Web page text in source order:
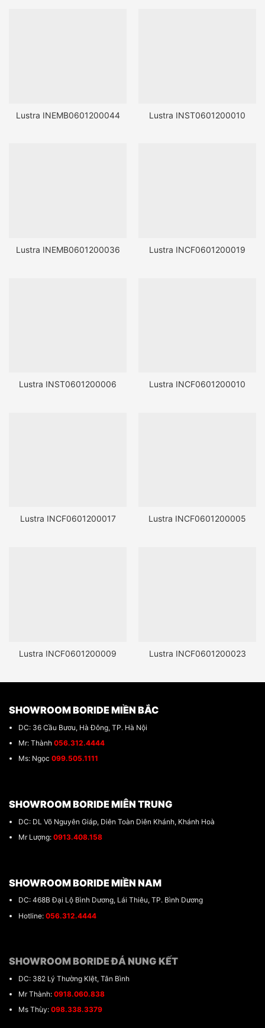
Lustra INEMB0601200044 Lustra INST0601200010
Lustra INEMB0601200036 Lustra INCF0601200019
Lustra INST0601200006 Lustra INCF0601200010
Lustra INCF0601200017 Lustra INCF0601200005
Lustra INCF0601200009 Lustra INCF0601200023
SHOWROOM BORIDE MIỀN BẮC
DC: 36 Cầu Bươu, Hà Đông, TP. Hà Nội
Mr: Thành 056.312.4444
Ms: Ngọc 099.505.1111
SHOWROOM BORIDE MIÊN TRUNG
DC: DL Võ Nguyên Giáp, Diên Toàn Diên Khánh, Khánh Hoà
Mr Lượng: 0913.408.158
SHOWROOM BORIDE MIỀN NAM
DC: 468B Đại Lộ Bình Dương, Lái Thiêu, TP. Bình Dương
Hotline: 056.312.4444
SHOWROOM BORIDE ĐÁ NUNG KẾT
DC: 382 Lý Thường KIệt, Tân Bình
Mr Thành: 0918.060.838
Ms Thùy: 098.338.3379